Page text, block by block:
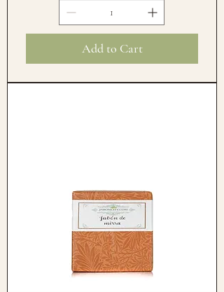
Add to Cart